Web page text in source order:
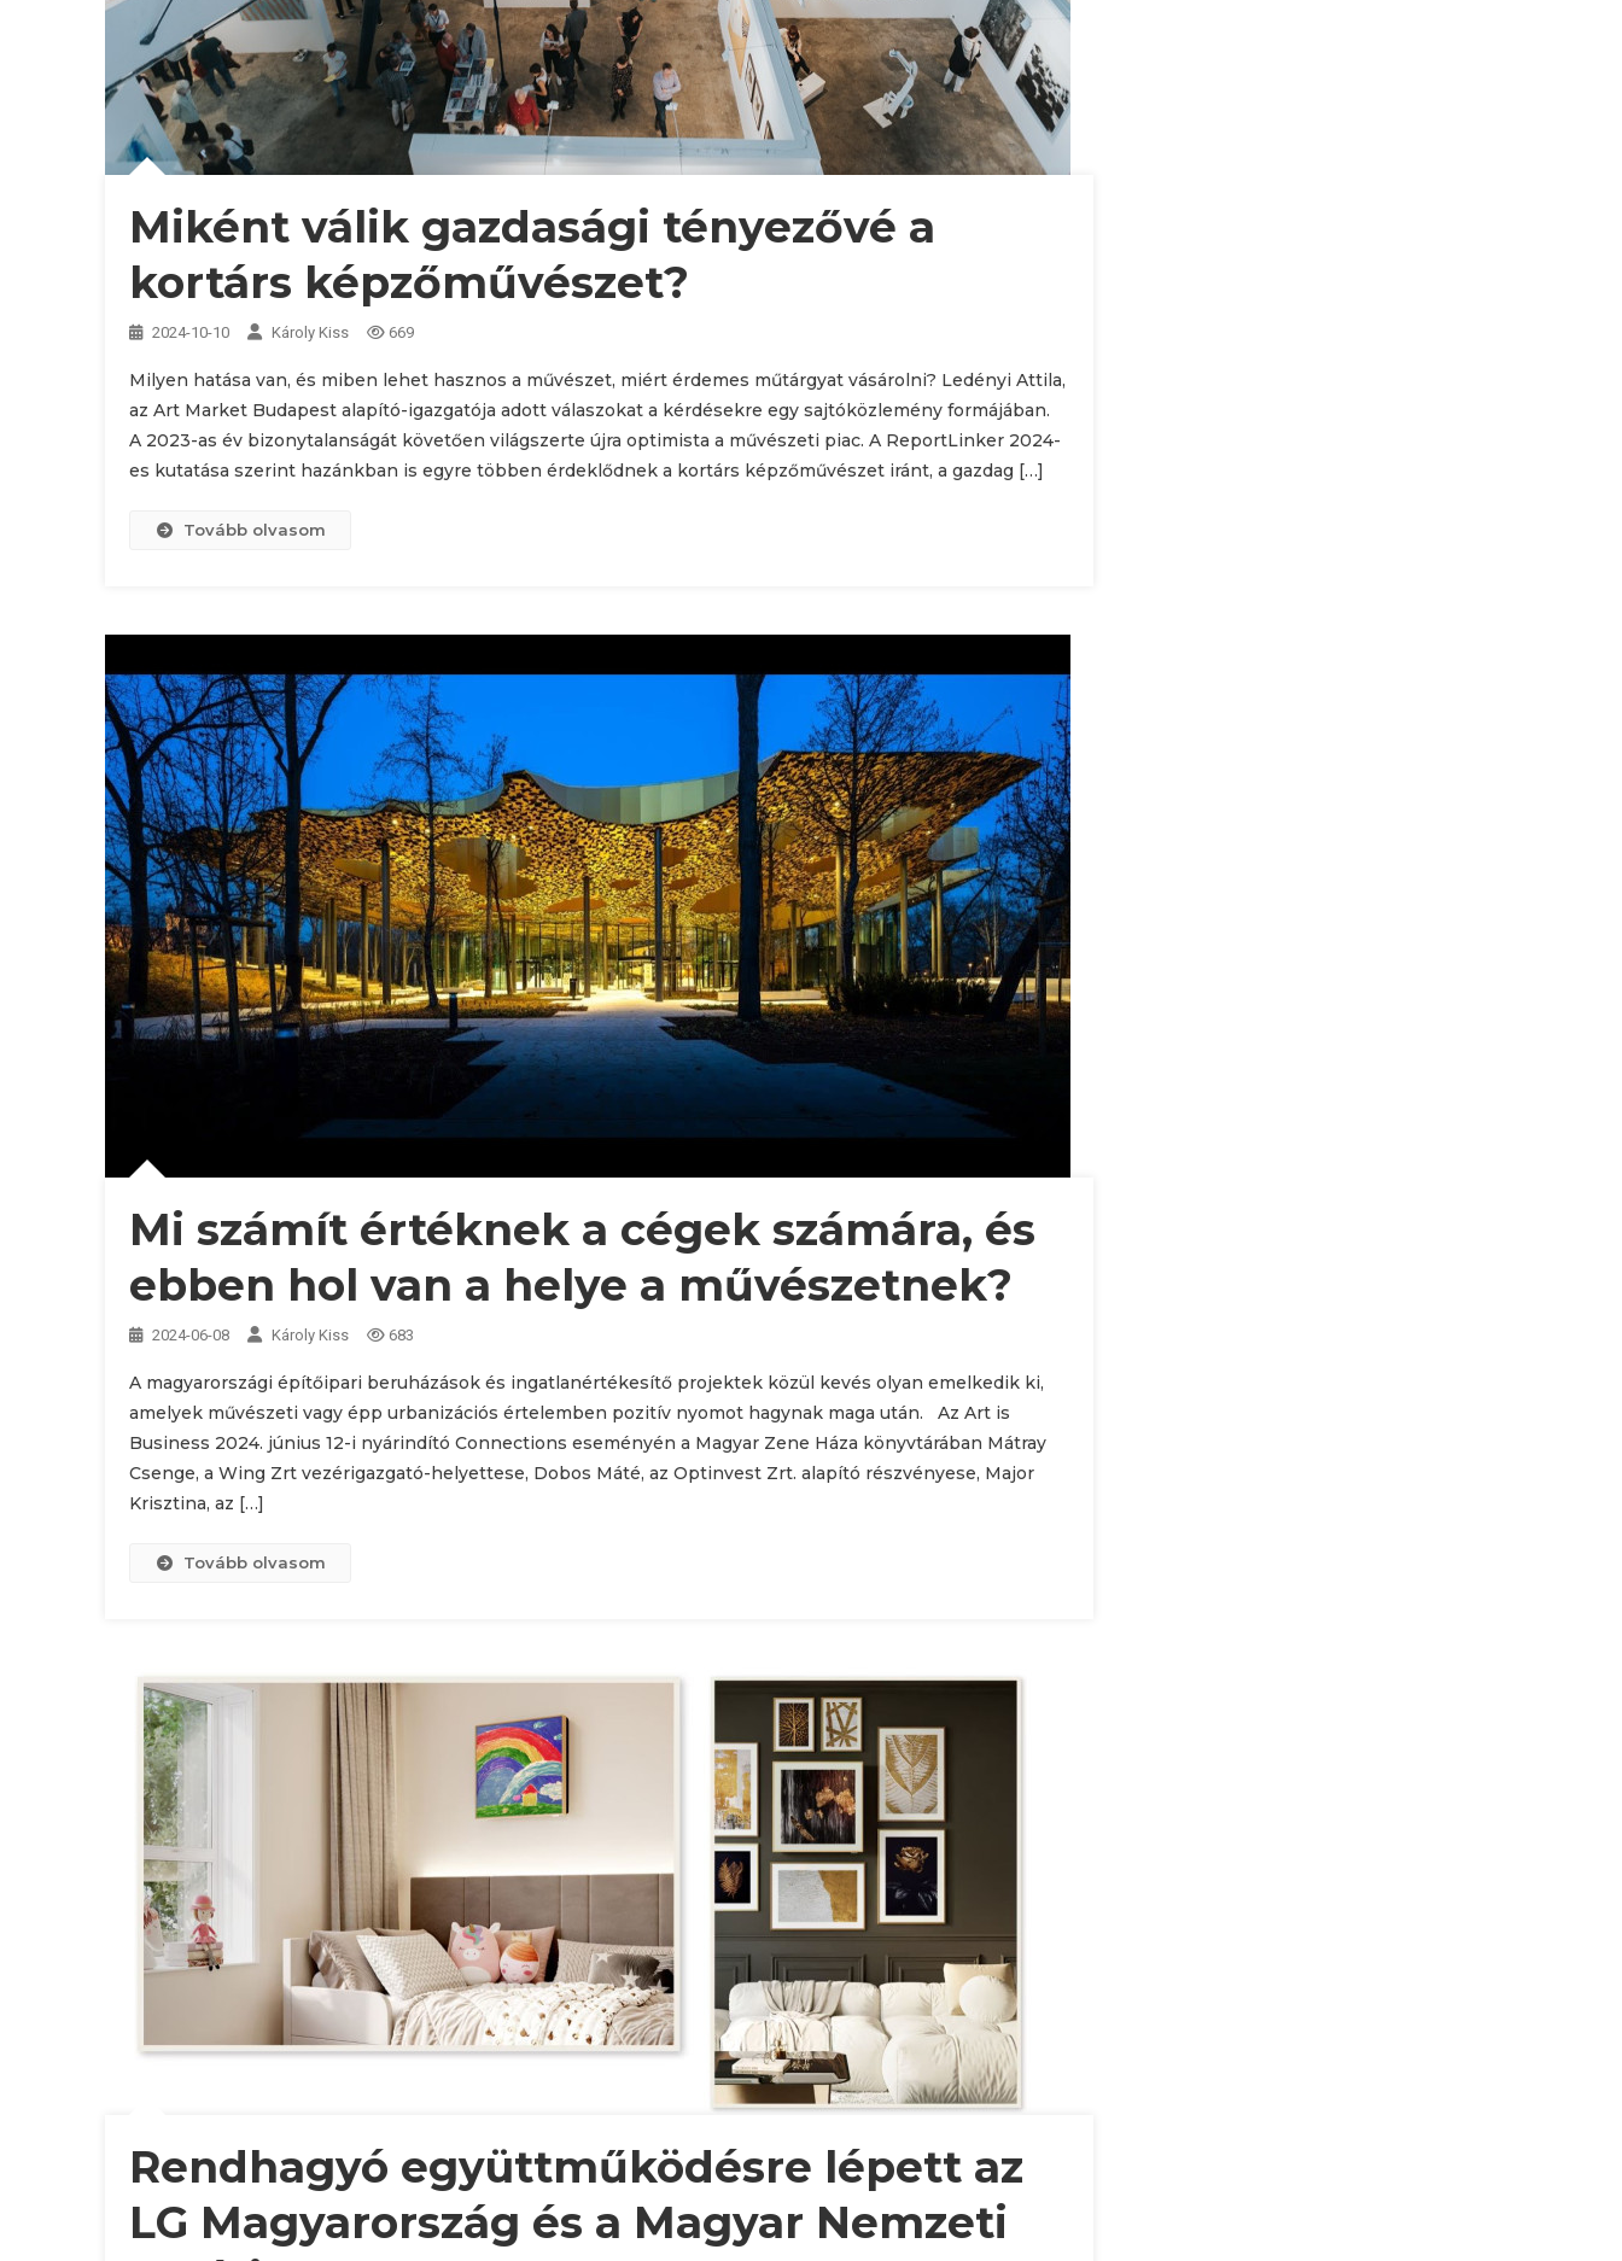
Miként válik gazdasági tényezővé a
kortárs képzőművészet?
2024-10-10 Károly Kiss 669
Milyen hatása van, és miben lehet hasznos a művészet, miért érdemes műtárgyat vásárolni? Ledényi Attila,
az Art Market Budapest alapító-igazgatója adott válaszokat a kérdésekre egy sajtóközlemény formájában.
A 2023-as év bizonytalanságát követően világszerte újra optimista a művészeti piac. A ReportLinker 2024-
es kutatása szerint hazánkban is egyre többen érdeklődnek a kortárs képzőművészet iránt, a gazdag […]
Tovább olvasom
Mi számít értéknek a cégek számára, és
ebben hol van a helye a művészetnek?
2024-06-08 Károly Kiss 683
A magyarországi építőipari beruházások és ingatlanértékesítő projektek közül kevés olyan emelkedik ki,
amelyek művészeti vagy épp urbanizációs értelemben pozitív nyomot hagynak maga után. Az Art is
Business 2024. június 12-i nyárindító Connections eseményén a Magyar Zene Háza könyvtárában Mátray
Csenge, a Wing Zrt vezérigazgató-helyettese, Dobos Máté, az Optinvest Zrt. alapító részvényese, Major
Krisztina, az […]
Tovább olvasom
Rendhagyó együttműködésre lépett az
LG Magyarország és a Magyar Nemzeti